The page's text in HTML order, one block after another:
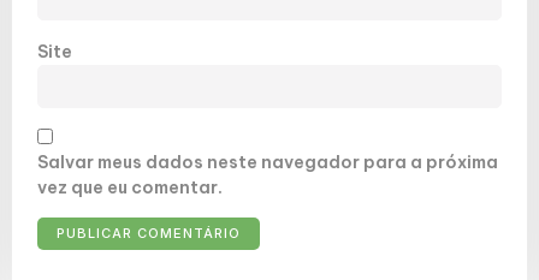
Site
Salvar meus dados neste navegador para a próxima
vez que eu comentar.